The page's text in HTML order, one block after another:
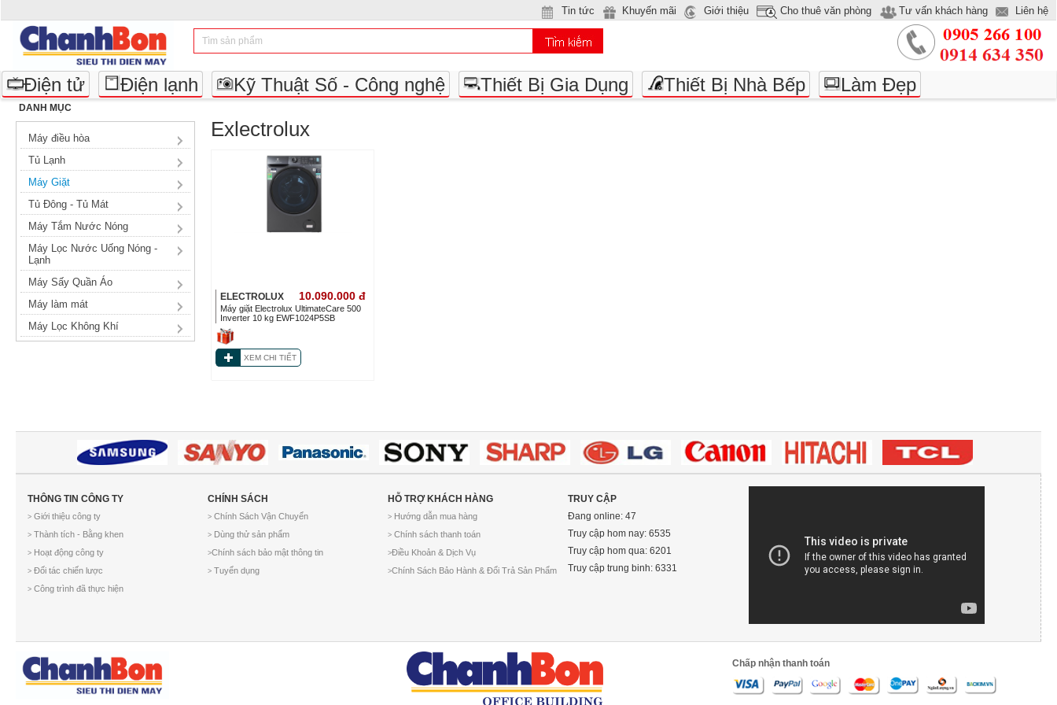
Liên hệ
Tin tức Khuyến mãi Giới thiệu Cho thuê văn phòng Tư vấn khách hàng
Điện tử Điện lạnh Kỹ Thuật Số - Công nghệ Thiết Bị Gia Dụng Thiết Bị Nhà Bếp Làm Đẹp
DANH MỤC
Máy điều hòa
Tủ Lạnh
Máy Giặt
Tủ Đông - Tủ Mát
Máy Tắm Nước Nóng
Máy Lọc Nước Uống Nóng -
Lạnh
Máy Sấy Quần Áo
Máy làm mát
Máy Lọc Không Khí
Exlectrolux
ELECTROLUX 10.090.000 đ
Máy giặt Electrolux UltimateCare 500
Inverter 10 kg EWF1024P5SB
XEM CHI TIẾT
THÔNG TIN CÔNG TY
> Giới thiệu công ty
> Thành tích - Bằng khen
> Hoạt động công ty
> Đối tác chiến lược
> Công trình đã thực hiện
CHÍNH SÁCH
> Chính Sách Vận Chuyển
> Dùng thử sản phẩm
>Chính sách bảo mật thông tin
> Tuyển dụng
HỖ TRỢ KHÁCH HÀNG
> Hướng dẫn mua hàng
> Chính sách thanh toán
>Điều Khoản & Dịch Vụ
>Chính Sách Bảo Hành & Đổi Trả Sản Phẩm
TRUY CẬP
Đang online: 47
Truy cập hom nay: 6535
Truy cập hom qua: 6201
Truy cập trung binh: 6331
Chấp nhận thanh toán